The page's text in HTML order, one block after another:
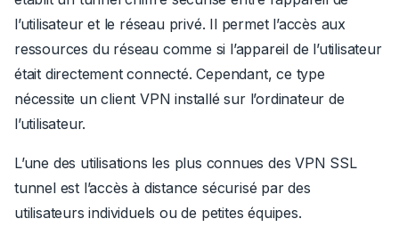
l’utilisateur et le réseau privé. Il permet l’accès aux
ressources du réseau comme si l’appareil de l’utilisateur
était directement connecté. Cependant, ce type
nécessite un client VPN installé sur l’ordinateur de
l’utilisateur.
L’une des utilisations les plus connues des VPN SSL
tunnel est l’accès à distance sécurisé par des
utilisateurs individuels ou de petites équipes.